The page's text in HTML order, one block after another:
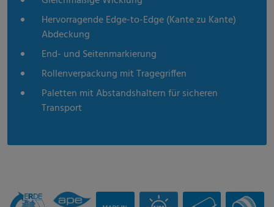
Hervorragende Edge-to-Edge (Kante zu Kante)
Abdeckung
End- und Seitenmarkierung
Rollenverpackung mit Tragegriffen
Paletten mit Abstandshaltern für sicheren
Transport